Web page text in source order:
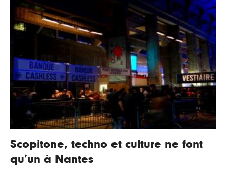
Scopitone, techno et culture ne font
qu’un à Nantes